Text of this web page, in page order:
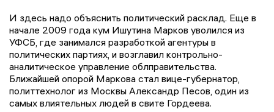
И здесь надо объяснить политический расклад. Еще в
начале 2009 года кум Ишутина Марков уволился из
УФСБ, где занимался разработкой агентуры в
политических партиях, и возглавил контрольно-
аналитическое управление облправительства.
Ближайшей опорой Маркова стал вице-губернатор,
политтехнолог из Москвы Александр Песов, один из
самых влиятельных людей в свите Гордеева.